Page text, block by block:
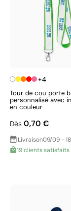
+4
Tour de cou porte
personnalisé avec
en couleur
Dès 0,70 €
Livraison09/09 -
19 clients satisfaits